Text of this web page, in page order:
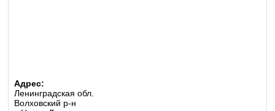
Адрес:
Ленинградская обл.
Волховский р-н